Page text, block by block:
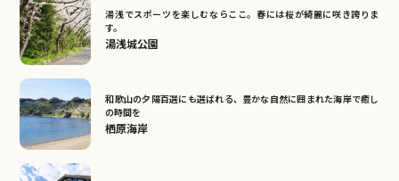
湯浅でスポーツを楽しむならここ。春には桜が綺麗に咲き誇りま
す。
湯浅城公園
和歌山の夕陽百選にも選ばれる、豊かな自然に囲まれた海岸で癒し
の時間を
栖原海岸